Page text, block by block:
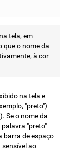
tela, em
o nome da
à cor
na tela e
"preto")
Se o nome da
"preto"
barra de espaço
ao